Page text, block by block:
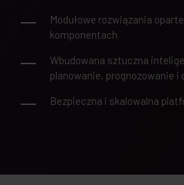
Modułowe rozwiązania
komponentach
Wbudowana sztuczna
planowanie, prognozowanie i
Bezpieczna i skalowalna